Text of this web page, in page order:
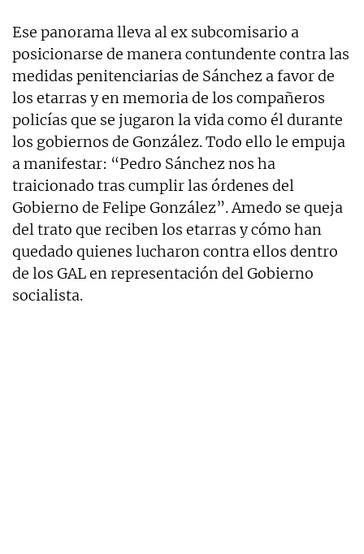
Ese panorama lleva al ex subcomisario a
posicionarse de manera contundente contra las
medidas penitenciarias de Sánchez a favor de
los etarras y en memoria de los compañeros
policías que se jugaron la vida como él durante
los gobiernos de González. Todo ello le empuja
a manifestar: “Pedro Sánchez nos ha
traicionado tras cumplir las órdenes del
Gobierno de Felipe González”. Amedo se queja
del trato que reciben los etarras y cómo han
quedado quienes lucharon contra ellos dentro
de los GAL en representación del Gobierno
socialista.